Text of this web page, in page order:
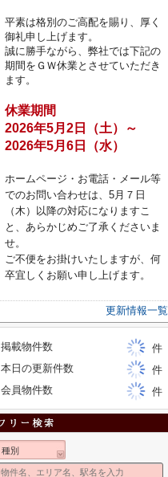
平素は格別のご高配を賜り、厚く
御礼申し上げます。
誠に勝手ながら、弊社では下記の
期間をＧＷ休業とさせていただき
ます。
休業期間
2026年5月2 日（土）～
2026年5月6日（水）
ホームページ・お電話・メール等
でのお問い合わせは、5月７日
（木）以降の対応になりますこ
と、あらかじめご了承くださいま
せ。
ご不便をお掛けいたしますが、何
卒宜しくお願い申し上げます。
更新情報一覧
掲載物件数
件
本日の更新件数
件
会員物件数
件
種別